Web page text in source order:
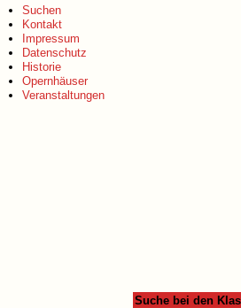
Suchen
Kontakt
Impressum
Datenschutz
Historie
Opernhäuser
Veranstaltungen
Suche bei den